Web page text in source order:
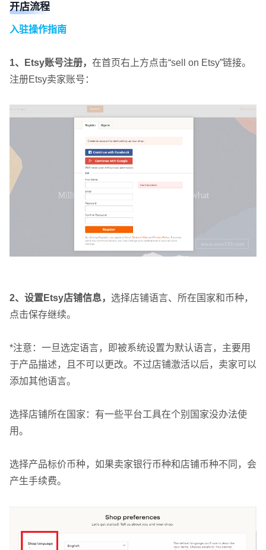
开店流程
入驻操作指南
1、Etsy账号注册， 在首页右上方点击“sell on Etsy”链接。
注册Etsy卖家账号：
2、设置Etsy店铺信息， 选择店铺语言、所在国家和币种，
点击保存继续。
*注意：一旦选定语言，即被系统设置为默认语言，主要用
于产品描述，且不可以更改。不过店铺激活以后，卖家可以
添加其他语言。
选择店铺所在国家：有一些平台工具在个别国家没办法使
用。
选择产品标价币种，如果卖家银行币种和店铺币种不同，会
产生手续费。